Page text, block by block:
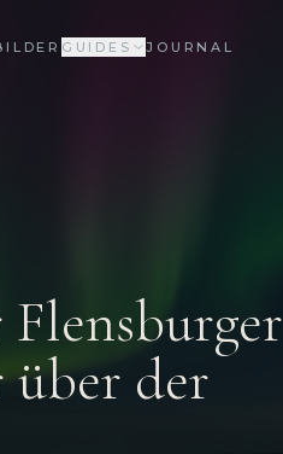
GUIDES JOURNAL
der